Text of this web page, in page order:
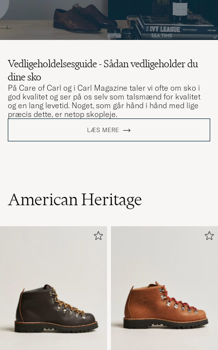
Vedligeholdelsesguide - Sådan vedligeholder du
dine sko
På Care of Carl og i Carl Magazine taler vi ofte om sko i
god kvalitet og ser på os selv som talsmænd for kvalitet
og en lang levetid. Noget, som går hånd i hånd med lige
præcis dette, er netop skopleje.
LÆS MERE
American Heritage